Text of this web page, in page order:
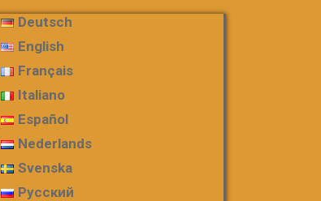
Deutsch
English
Français
Italiano
Español
Nederlands
Svenska
Русский